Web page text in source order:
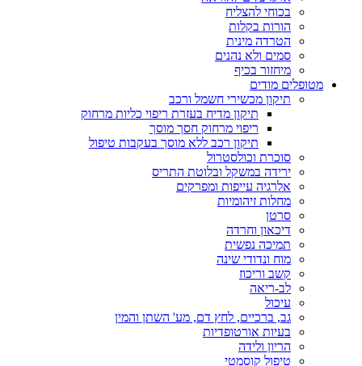
בכוחי להצליח
הורות בקלות
הטרדה מינית
סמים ולא נהנים
מיחזור בכיף
מטופלים מודים
תיקון מכשירי חשמל ורכב
תיקון מדיח בעזרת ריפוי כליות מרחוק
ריפוי מרחוק חסך מוסך
תיקון רכב ללא מוסך בעקבות טיפול
סוכרת וכולסטרול
ירידה במשקל ובלוטת התריס
אלרגיה עייפות ומפרקים
מחלות זיהומיות
סרטן
דיכאון וחרדה
תמיכה נפשית
מוח ונדודי שינה
קשב וריכוז
לב-ריאה
עיכול
גב, ברכיים, לחץ דם, מע' השתן והמין
בעיות אורטופדיות
הריון ולידה
טיפול קוסמטי